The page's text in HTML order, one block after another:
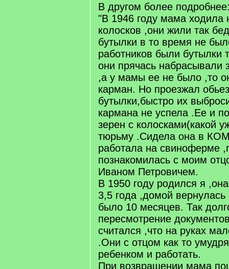
В другом более
"В 1946 году мама ходила
колосков ,они жили так
бутылки в то время не
работников были бутылки
они прячась набрасывали
,а у мамы ее не было ,то
карман. Но проезжал
бутылки,быстро их
кармана не успела .Ее и
зерен с колосками(какой
тюрьму .Сидела она в
работала на свиноферме
познакомилась с моим
Иваном Петровичем.
В 1950 году родился я
3,5 года ,домой вернулась
было 10 месяцев. Так
пересмотрение
считался ,что на руках
.Они с отцом как то
ребенком и работать.
При возвращении мама